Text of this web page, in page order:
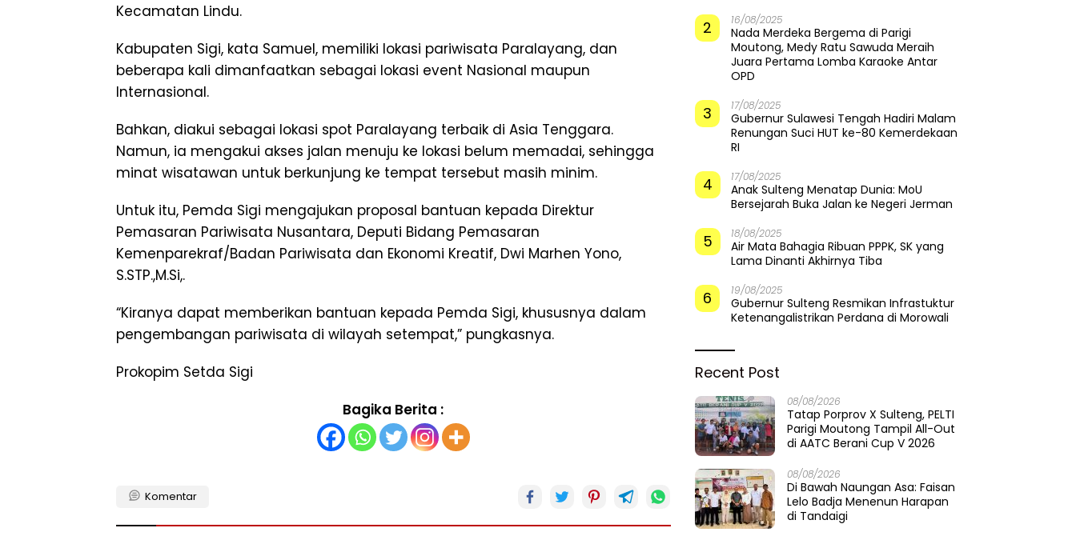
Kecamatan Lindu.
Kabupaten Sigi, kata Samuel, memiliki lokasi pariwisata Paralayang, dan
beberapa kali dimanfaatkan sebagai lokasi event Nasional maupun
Internasional.
Bahkan, diakui sebagai lokasi spot Paralayang terbaik di Asia Tenggara.
Namun, ia mengakui akses jalan menuju ke lokasi belum memadai, sehingga
minat wisatawan untuk berkunjung ke tempat tersebut masih minim.
Untuk itu, Pemda Sigi mengajukan proposal bantuan kepada Direktur
Pemasaran Pariwisata Nusantara, Deputi Bidang Pemasaran
Kemenparekraf/Badan Pariwisata dan Ekonomi Kreatif, Dwi Marhen Yono,
S.STP.,M.Si,.
“Kiranya dapat memberikan bantuan kepada Pemda Sigi, khususnya dalam
pengembangan pariwisata di wilayah setempat,” pungkasnya.
Prokopim Setda Sigi
Bagika Berita :
Komentar
2 16/08/2025
Nada Merdeka Bergema di Parigi
Moutong, Medy Ratu Sawuda Meraih
Juara Pertama Lomba Karaoke Antar
OPD
3 17/08/2025
Gubernur Sulawesi Tengah Hadiri Malam
Renungan Suci HUT ke-80 Kemerdekaan
RI
4 17/08/2025
Anak Sulteng Menatap Dunia: MoU
Bersejarah Buka Jalan ke Negeri Jerman
5 18/08/2025
Air Mata Bahagia Ribuan PPPK, SK yang
Lama Dinanti Akhirnya Tiba
6 19/08/2025
Gubernur Sulteng Resmikan Infrastuktur
Ketenangalistrikan Perdana di Morowali
Recent Post
08/08/2026
Tatap Porprov X Sulteng, PELTI
Parigi Moutong Tampil All-Out
di AATC Berani Cup V 2026
08/08/2026
Di Bawah Naungan Asa: Faisan
Lelo Badja Menenun Harapan
di Tandaigi